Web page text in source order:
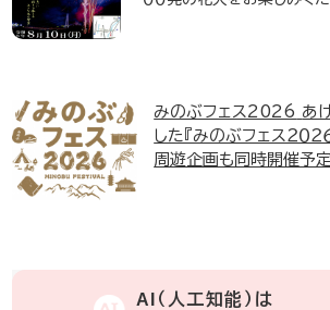
みのぶフェス2026 あ
した『みのぶフェス２０
周遊企画も同時開催予
AI（人工知能）は